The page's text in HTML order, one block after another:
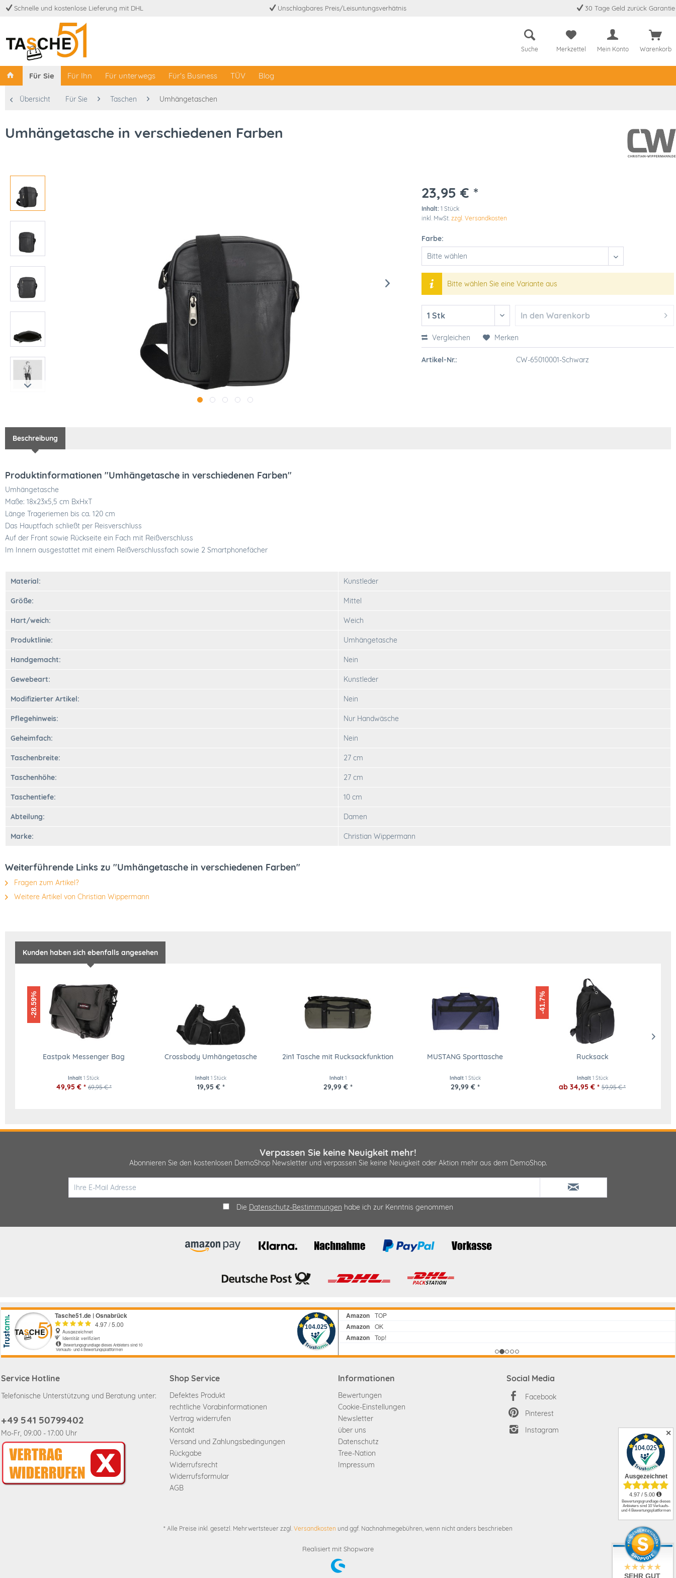
Schnelle und kostenlose Lieferung mit DHL Unschlagbares Preis/Leisuntungsverhätnis 30 Tage Geld zurück Garantie
Suche Merkzettel Mein Konto Warenkorb
Für Sie Für Ihn Für unterwegs Für's Business TÜV Blog
Übersicht Für Sie Taschen Umhängetaschen
Umhängetasche in verschiedenen Farben
23,95 € *
Inhalt:1 Stück
inkl. MwSt.zzgl. Versandkosten
Farbe:
Bitte wählen Sie eine Variante aus
In den Warenkorb
Vergleichen Merken
Artikel-Nr.: CW-65010001-Schwarz
Beschreibung
Produktinformationen "Umhängetasche in verschiedenen Farben"
Umhängetasche
Maße: 18x23x5,5 cm BxHxT
Länge Trageriemen bis ca. 120 cm
Das Hauptfach schließt per Reisverschluss
Auf der Front sowie Rückseite ein Fach mit Reißverschluss
Im Innern ausgestattet mit einem Reißverschlussfach sowie 2 Smartphonefächer
Material: Kunstleder
Größe: Mittel
Hart/weich: Weich
Produktlinie: Umhängetasche
Handgemacht: Nein
Gewebeart: Kunstleder
Modifizierter Artikel: Nein
Pflegehinweis: Nur Handwäsche
Geheimfach: Nein
Taschenbreite: 27 cm
Taschenhöhe: 27 cm
Taschentiefe: 10 cm
Abteilung: Damen
Marke: Christian Wippermann
Weiterführende Links zu "Umhängetasche in verschiedenen Farben"
Fragen zum Artikel?
Weitere Artikel von Christian Wippermann
Kunden haben sich ebenfalls angesehen
-28.59%
Eastpak Messenger Bag
Inhalt1 Stück
49,95 € * 69,95 € *
Crossbody Umhängetasche
Inhalt1 Stück
19,95 € *
2in1 Tasche mit Rucksackfunktion
Inhalt 1
29,99 € *
MUSTANG Sporttasche
Inhalt 1 Stück
29,99 € *
-41.7%
Rucksack
Inhalt 1 Stück
ab 34,95 € * 59,95 € *
✕
Verpassen Sie keine Neuigkeit mehr!
Abonnieren Sie den kostenlosen DemoShop Newsletter und verpassen Sie keine Neuigkeit oder Aktion mehr aus dem DemoShop.
Die Datenschutz-Bestimmungen habe ich zur Kenntnis genommen
Service Hotline
Telefonische Unterstützung und Beratung unter:
+49 541 50799402
Mo-Fr, 09:00 - 17:00 Uhr
Shop Service
Defektes Produkt
rechtliche Vorabinformationen
Vertrag widerrufen
Kontakt
Versand und Zahlungsbedingungen
Rückgabe
Widerrufsrecht
Widerrufsformular
AGB
Informationen
Bewertungen
Cookie-Einstellungen
Newsletter
über uns
Datenschutz
Tree-Nation
Impressum
Social Media
Facebook
Pinterest
Instagram
* Alle Preise inkl. gesetzl. Mehrwertsteuer zzgl. Versandkosten und ggf. Nachnahmegebühren, wenn nicht anders beschrieben
Realisiert mit Shopware
SEHR GUT